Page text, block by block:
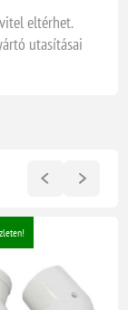
eltérhet.
utasításai